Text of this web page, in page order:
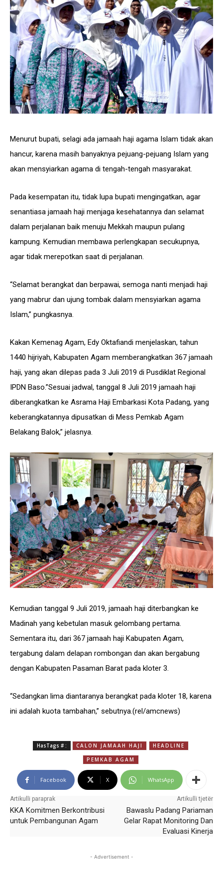
Menurut bupati, selagi ada jamaah haji agama Islam tidak akan
hancur, karena masih banyaknya pejuang-pejuang Islam yang
akan mensyiarkan agama di tengah-tengah masyarakat.
Pada kesempatan itu, tidak lupa bupati mengingatkan, agar
senantiasa jamaah haji menjaga kesehatannya dan selamat
dalam perjalanan baik menuju Mekkah maupun pulang
kampung. Kemudian membawa perlengkapan secukupnya,
agar tidak merepotkan saat di perjalanan.
“Selamat berangkat dan berpawai, semoga nanti menjadi haji
yang mabrur dan ujung tombak dalam mensyiarkan agama
Islam,” pungkasnya.
Kakan Kemenag Agam, Edy Oktafiandi menjelaskan, tahun
1440 hijriyah, Kabupaten Agam memberangkatkan 367 jamaah
haji, yang akan dilepas pada 3 Juli 2019 di Pusdiklat Regional
IPDN Baso.”Sesuai jadwal, tanggal 8 Juli 2019 jamaah haji
diberangkatkan ke Asrama Haji Embarkasi Kota Padang, yang
keberangkatannya dipusatkan di Mess Pemkab Agam
Belakang Balok,” jelasnya.
Kemudian tanggal 9 Juli 2019, jamaah haji diterbangkan ke
Madinah yang kebetulan masuk gelombang pertama.
Sementara itu, dari 367 jamaah haji Kabupaten Agam,
tergabung dalam delapan rombongan dan akan bergabung
dengan Kabupaten Pasaman Barat pada kloter 3.
“Sedangkan lima diantaranya berangkat pada kloter 18, karena
ini adalah kuota tambahan,” sebutnya.(rel/amcnews)
HasTags # : CALON JAMAAH HAJI
HEADLINE
PEMKAB AGAM
Facebook X WhatsApp
Artikulli paraprak
KKA Komitmen Berkontribusi
untuk Pembangunan Agam
Artikulli tjetër
Bawaslu Padang Pariaman
Gelar Rapat Monitoring Dan
Evaluasi Kinerja
- Advertisement -